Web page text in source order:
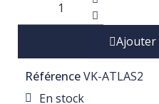
Ajouter
RéférenceVK-ATLAS2
En stock